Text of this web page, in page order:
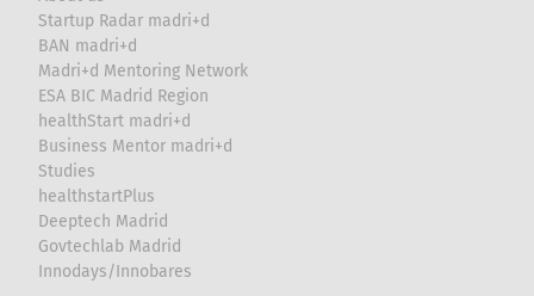
Startup Radar madri+d
BAN madri+d
Madri+d Mentoring Network
ESA BIC Madrid Region
healthStart madri+d
Business Mentor madri+d
Studies
healthstartPlus
Deeptech Madrid
Govtechlab Madrid
Innodays/Innobares